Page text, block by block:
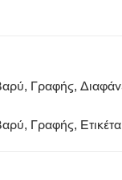
Γραφής,
Γραφής,